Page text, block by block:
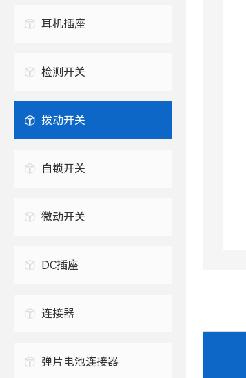
防水USB连接器
耳机插座
3.5mm 耳机插座
检测开关
拨动开关
自锁开关
微动开关
DC插座
连接器
0.5毫米FPC连接器
弹片电池连接器